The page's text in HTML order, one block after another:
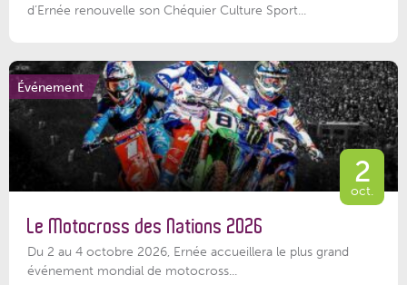
d’Ernée renouvelle son Chéquier Culture Sport...
Événement
2
oct.
Le Motocross des Nations 2026
Du 2 au 4 octobre 2026, Ernée accueillera le plus grand
événement mondial de motocross...